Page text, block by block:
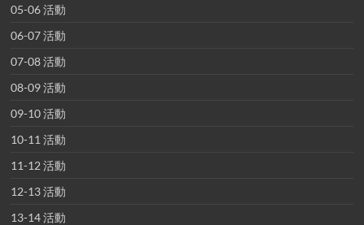
05-06 活動
06-07 活動
07-08 活動
08-09 活動
09-10 活動
10-11 活動
11-12 活動
12-13 活動
13-14 活動